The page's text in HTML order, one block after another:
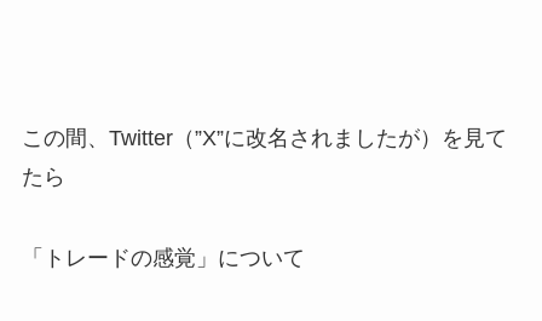
この間、Twitter（”X”に改名されましたが）を見て
たら
「トレードの感覚」について